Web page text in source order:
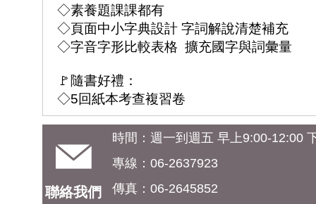
◇素養題課課都有
◇頁面中小字典設計 字詞解說清楚補充
◇字音字形比較表格 擴充國字與詞彙量
🚩隨書好禮：
◇5回紙本考查複習卷
聯絡我們
時間：週一到週五 早上9:00-12:00
專線：06-2637923
傳真：06-2645852